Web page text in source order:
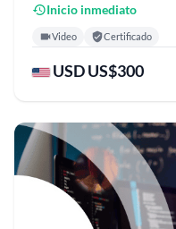
Inicio inmediato
Video Certificado
USD US$300